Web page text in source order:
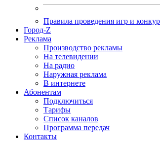
Правила проведения игр и
Город-Z
Реклама
Производство рекламы
На телевидении
На радио
Наружная реклама
В интернете
Абонентам
Подключиться
Тарифы
Список каналов
Программа передач
Контакты